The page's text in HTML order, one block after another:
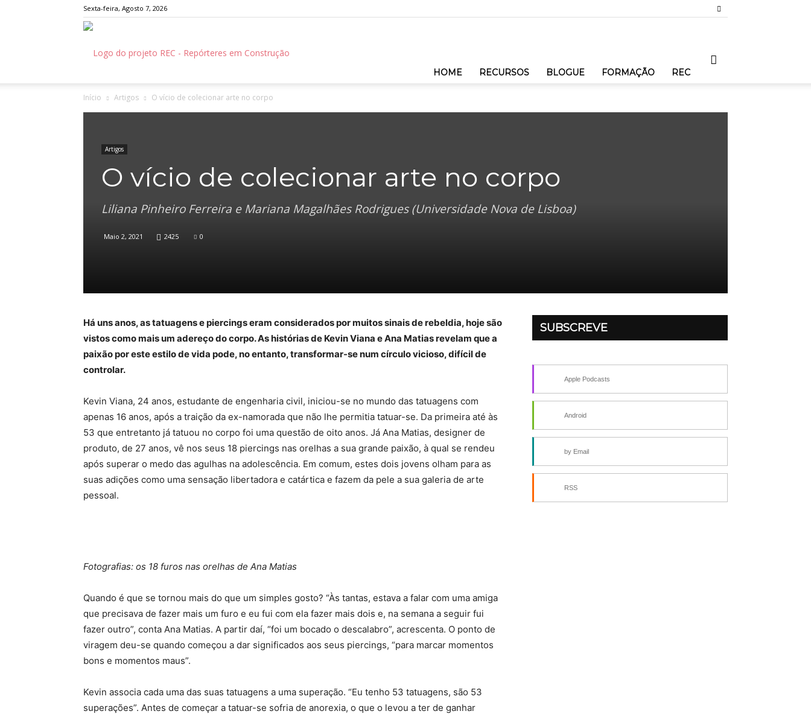
Sexta-feira, Agosto 7, 2026
HOME RECURSOS BLOGUE FORMAÇÃO REC
Início Artigos O vício de colecionar arte no corpo
Artigos
O vício de colecionar arte no corpo
Liliana Pinheiro Ferreira e Mariana Magalhães Rodrigues (Universidade Nova de Lisboa)
Maio 2, 2021 2425 0
Há uns anos, as tatuagens e piercings eram considerados por muitos sinais de rebeldia, hoje são
vistos como mais um adereço do corpo. As histórias de Kevin Viana e Ana Matias revelam que a
paixão por este estilo de vida pode, no entanto, transformar-se num círculo vicioso, difícil de
controlar.
Kevin Viana, 24 anos, estudante de engenharia civil, iniciou-se no mundo das tatuagens com
apenas 16 anos, após a traição da ex-namorada que não lhe permitia tatuar-se. Da primeira até às
53 que entretanto já tatuou no corpo foi uma questão de oito anos. Já Ana Matias, designer de
produto, de 27 anos, vê nos seus 18 piercings nas orelhas a sua grande paixão, à qual se rendeu
após superar o medo das agulhas na adolescência. Em comum, estes dois jovens olham para as
suas adições como uma sensação libertadora e catártica e fazem da pele a sua galeria de arte
pessoal.
Fotografias: os 18 furos nas orelhas de Ana Matias
Quando é que se tornou mais do que um simples gosto? “Às tantas, estava a falar com uma amiga
que precisava de fazer mais um furo e eu fui com ela fazer mais dois e, na semana a seguir fui
fazer outro”, conta Ana Matias. A partir daí, “foi um bocado o descalabro”, acrescenta. O ponto de
viragem deu-se quando começou a dar significados aos seus piercings, “para marcar momentos
bons e momentos maus”.
Kevin associa cada uma das suas tatuagens a uma superação. “Eu tenho 53 tatuagens, são 53
superações”. Antes de começar a tatuar-se sofria de anorexia, o que o levou a ter de ganhar
SUBSCREVE
Apple Podcasts
Android
by Email
RSS